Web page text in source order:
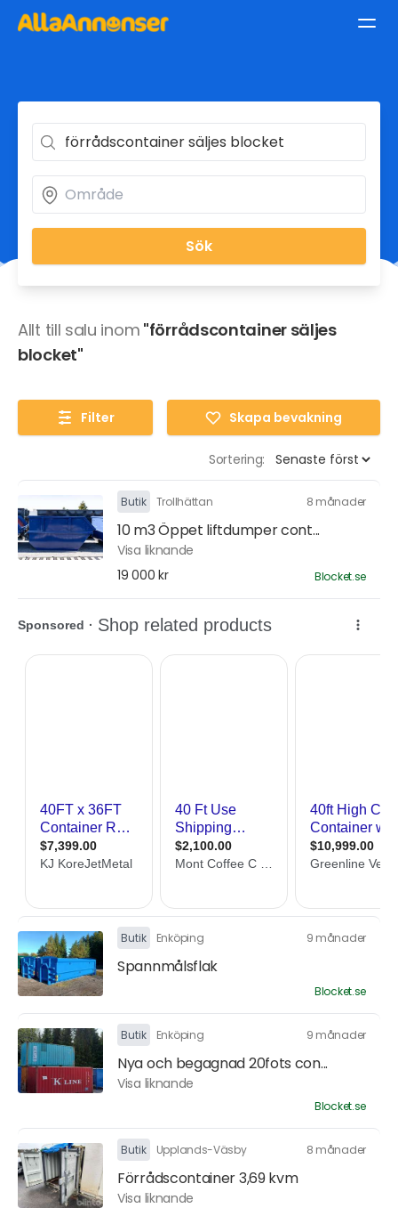
Sök
Allt till salu inom "förrådscontainer säljes
blocket"
Filter Skapa bevakning
Sortering:
Butik Trollhättan 8 månader
10 m3 Öppet liftdumper cont...
Visa liknande
19 000 kr
Blocket.se
Butik Enköping 9 månader
Spannmålsflak
Blocket.se
Butik Enköping 9 månader
Nya och begagnad 20fots con...
Visa liknande
Blocket.se
Butik Upplands-Väsby 8 månader
Förrådscontainer 3,69 kvm
Visa liknande